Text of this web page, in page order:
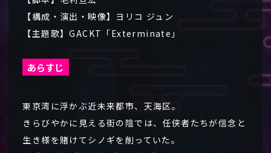
【構成・演出・映像】ヨリコ ジュン
【主題歌】GACKT「Exterminate」
あらすじ
東京湾に浮かぶ近未来都市、天海区。
きらびやかに見える街の陰では、任侠者たちが信念と
生き様を賭けてシノギを削っていた。